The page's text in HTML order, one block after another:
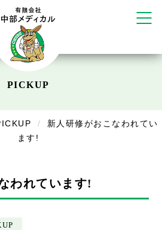
ま店
塚店
PICKUP
新人研修がおこなわれてい
ます!
われています!